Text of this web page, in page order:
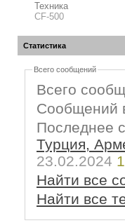
Техника
CF-500
Статистика
Всего сообщений
Всего
Сообщений
Последнее
Турция,
23.02.2024
Найти все
Найти все